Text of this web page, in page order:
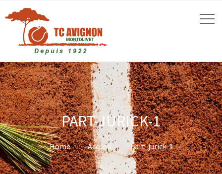
PART-JURICK-1
Home Accueil part-jurick-1